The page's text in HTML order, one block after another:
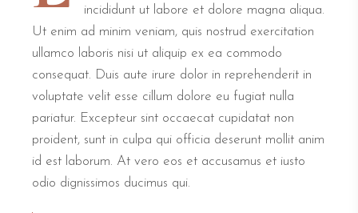
incididunt ut labore et dolore magna aliqua.
Ut enim ad minim veniam, quis nostrud exercitation
ullamco laboris nisi ut aliquip ex ea commodo
consequat. Duis aute irure dolor in reprehenderit in
voluptate velit esse cillum dolore eu fugiat nulla
pariatur. Excepteur sint occaecat cupidatat non
proident, sunt in culpa qui officia deserunt mollit anim
id est laborum. At vero eos et accusamus et iusto
odio dignissimos ducimus qui.